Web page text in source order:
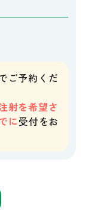
ご予約くだ
射を希望さ
に受付をお